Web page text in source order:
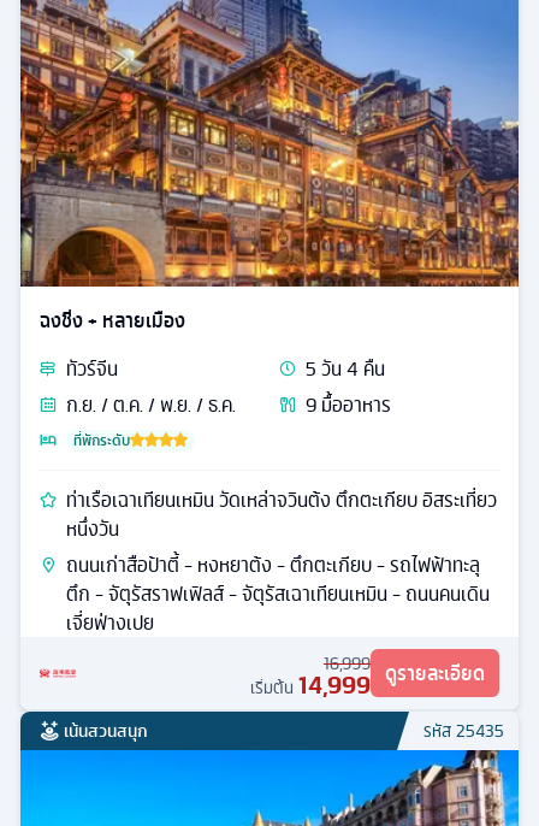
ฉงชิ่ง + หลายเมือง
ทัวร์จีน 5วัน4 คืน
ก.ย. / ต.ค. / พ.ย. / ธ.ค.
9มื้ออาหาร
ที่พักระดับ
ท่าเรือเฉาเทียนเหมิน วัดเหล่าจวินต้ง ตึกตะเกียบ อิสระเที่ยว
หนึ่งวัน
ถนนเก่าสือป้าตี้ - หงหยาต้ง - ตึกตะเกียบ - รถไฟฟ้าทะลุ
ตึก - จัตุรัสราฟเฟิลส์ - จัตุรัสเฉาเทียนเหมิน - ถนนคนเดิน
เจี่ยฟ่างเปย
16,999
เริ่มต้น 14,999 ดูรายละเอียด
เน้นสวนสนุก รหัส25435